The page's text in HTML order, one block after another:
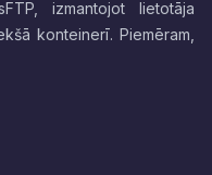
izmantojot lietotāja
konteinerī. Piemēram,